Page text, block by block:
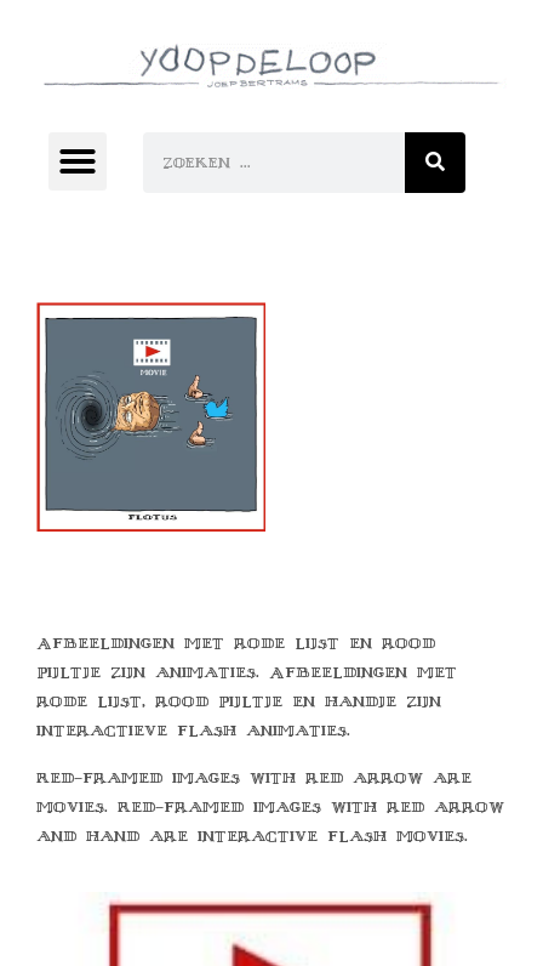
Afbeeldingen met rode lijst en rood
pijltje zijn animaties. Afbeeldingen met
rode lijst, rood pijltje en handje zijn
interactieve flash animaties.
Red-framed images with red arrow are
movies. Red-framed images with red arrow
and hand are interactive flash movies.